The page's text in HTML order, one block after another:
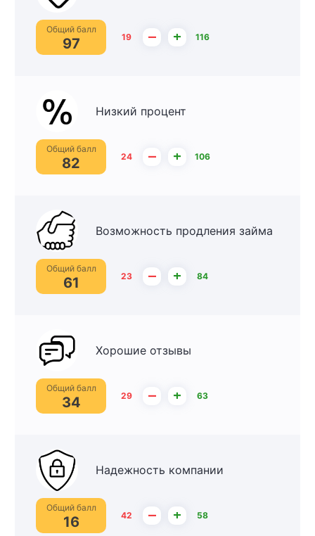
Общий балл
97 19 – + 116
Низкий процент
Общий балл
82 24 – + 106
Возможность продления займа
Общий балл
61 23 – + 84
Хорошие отзывы
Общий балл
34 29 – + 63
Надежность компании
Общий балл
16 42 – + 58